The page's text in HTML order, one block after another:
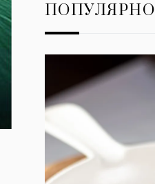
ПОПУЛЯРНО